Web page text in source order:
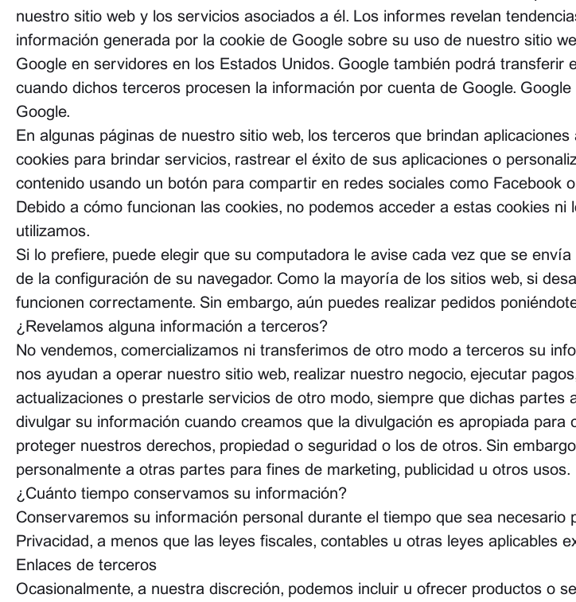
nuestro sitio web y los servicios asociados a él. Los informes revelan
información generada por la cookie de Google sobre su uso de nuestro sitio
Google en servidores en los Estados Unidos. Google también podrá
cuando dichos terceros procesen la información por cuenta de Google.
Google.
En algunas páginas de nuestro sitio web, los terceros que brindan
cookies para brindar servicios, rastrear el éxito de sus aplicaciones o
contenido usando un botón para compartir en redes sociales como Facebook
Debido a cómo funcionan las cookies, no podemos acceder a estas cookies
utilizamos.
Si lo prefiere, puede elegir que su computadora le avise cada vez que se
de la configuración de su navegador. Como la mayoría de los sitios web, si
funcionen correctamente. Sin embargo, aún puedes realizar pedidos
¿Revelamos alguna información a terceros?
No vendemos, comercializamos ni transferimos de otro modo a terceros su
nos ayudan a operar nuestro sitio web, realizar nuestro negocio, ejecutar
actualizaciones o prestarle servicios de otro modo, siempre que dichas
divulgar su información cuando creamos que la divulgación es apropiada
proteger nuestros derechos, propiedad o seguridad o los de otros. Sin
personalmente a otras partes para fines de marketing, publicidad u otros usos.
¿Cuánto tiempo conservamos su información?
Conservaremos su información personal durante el tiempo que sea
Privacidad, a menos que las leyes fiscales, contables u otras leyes aplicables
Enlaces de terceros
Ocasionalmente, a nuestra discreción, podemos incluir u ofrecer productos o